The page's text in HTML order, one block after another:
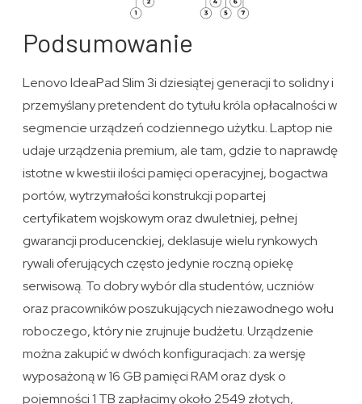
Podsumowanie
Lenovo IdeaPad Slim 3i dziesiątej generacji to solidny i
przemyślany pretendent do tytułu króla opłacalności w
segmencie urządzeń codziennego użytku. Laptop nie
udaje urządzenia premium, ale tam, gdzie to naprawdę
istotne w kwestii ilości pamięci operacyjnej, bogactwa
portów, wytrzymałości konstrukcji popartej
certyfikatem wojskowym oraz dwuletniej, pełnej
gwarancji producenckiej, deklasuje wielu rynkowych
rywali oferujących często jedynie roczną opiekę
serwisową. To dobry wybór dla studentów, uczniów
oraz pracowników poszukujących niezawodnego wołu
roboczego, który nie zrujnuje budżetu. Urządzenie
można zakupić w dwóch konfiguracjach: za wersję
wyposażoną w 16 GB pamięci RAM oraz dysk o
pojemności 1 TB zapłacimy około 2549 złotych,